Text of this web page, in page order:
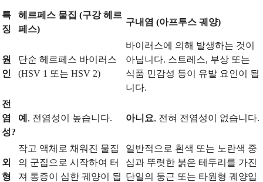
특
징
헤르페스 물집 (구강 헤르
페스)
구내염 (아프투스 궤양)
원
인
단순 헤르페스 바이러스
(HSV 1 또는 HSV 2)
바이러스에 의해 발생하는 것이
아닙니다. 스트레스, 부상 또는
식품 민감성 등이 유발 요인이 됩
니다.
전
염
성?
예 , 전염성이 높습니다. 아니요, 전혀 전염성이 없습니다.
외
형
작고 액체로 채워진 물집
의 군집으로 시작하여 터
져 통증이 심한 궤양이 됩
일반적으로 흰색 또는 노란색 중
심과 뚜렷한 붉은 테두리를 가진
단일의 둥근 또는 타원형 궤양입